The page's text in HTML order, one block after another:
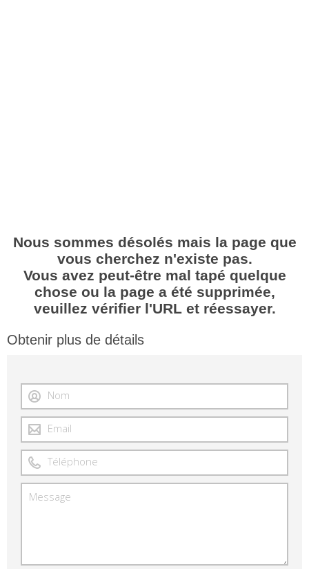
Nous sommes désolés mais la page que
vous cherchez n'existe pas.
Vous avez peut-être mal tapé quelque
chose ou la page a été supprimée,
veuillez vérifier l'URL et réessayer.
Obtenir plus de détails